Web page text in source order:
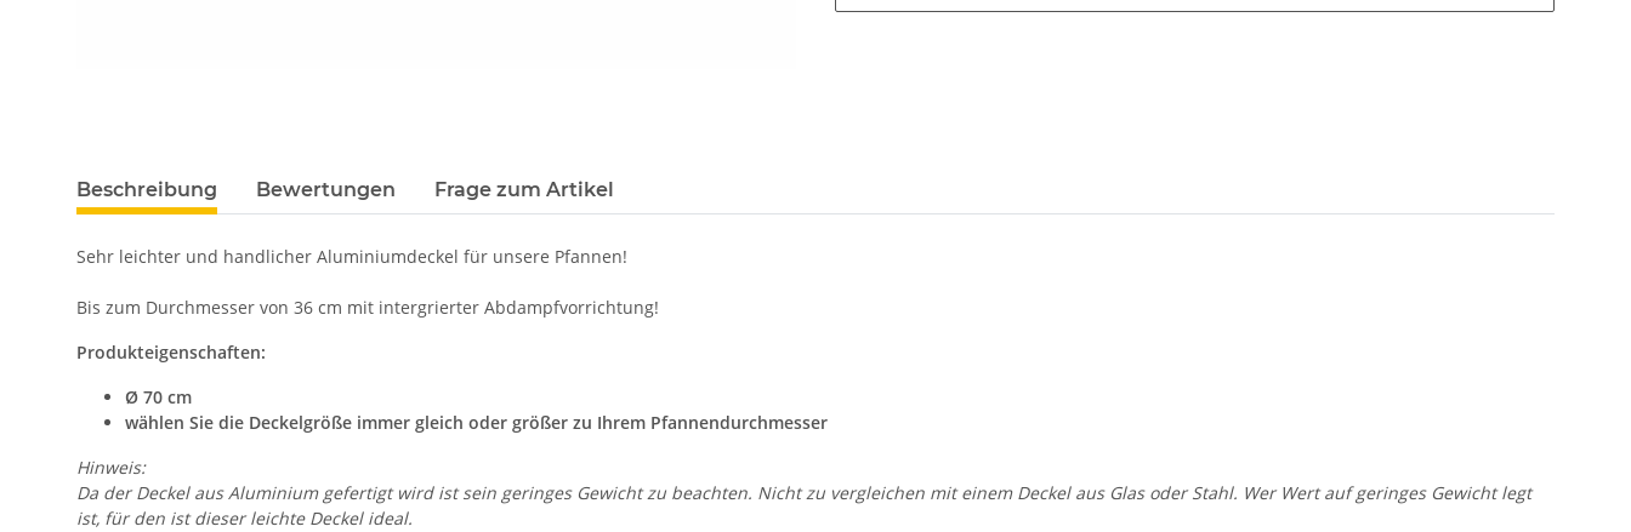
Beschreibung Bewertungen Frage zum Artikel
Sehr leichter und handlicher Aluminiumdeckel für unsere Pfannen!
Bis zum Durchmesser von 36 cm mit intergrierter Abdampfvorrichtung!
Produkteigenschaften:
Ø 70 cm
wählen Sie die Deckelgröße immer gleich oder größer zu Ihrem Pfannendurchmesser
Hinweis:
Da der Deckel aus Aluminium gefertigt wird ist sein geringes Gewicht zu beachten. Nicht zu vergleichen mit einem Deckel aus Glas oder Stahl. Wer Wert auf geringes Gewicht legt
ist, für den ist dieser leichte Deckel ideal.